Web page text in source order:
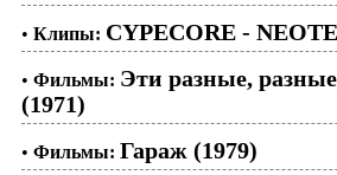
• Клипы: CYPECORE -
• Фильмы: Эти разные,
(1971)
• Фильмы: Гараж (1979)